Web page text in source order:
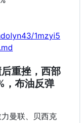
1mzyi5
重挫，西部
，布油反弹
曼联、贝西克